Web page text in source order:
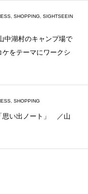
SHOPPING
SIGHTSEEIN
中湖村のキャンプ場で
をテーマにワークシ
SHOPPING
い出ノート」 ／山